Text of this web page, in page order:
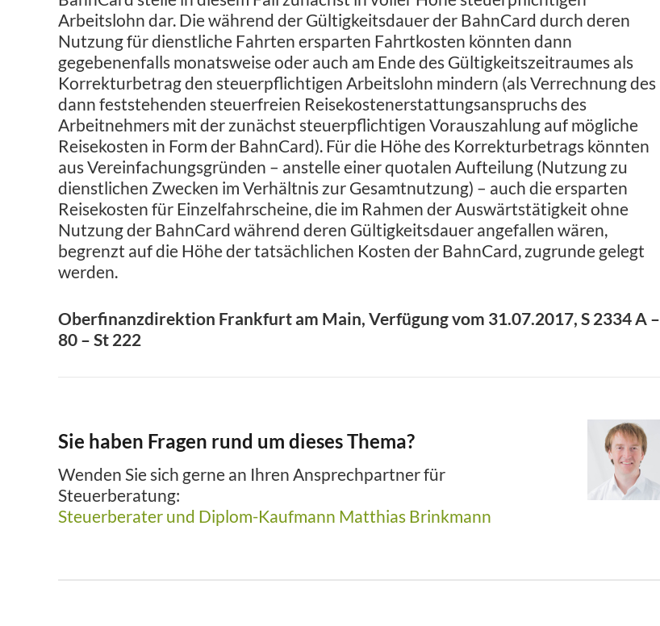
Arbeitslohn dar. Die während der Gültigkeitsdauer der BahnCard durch deren
Nutzung für dienstliche Fahrten ersparten Fahrtkosten könnten dann
gegebenenfalls monatsweise oder auch am Ende des Gültigkeitszeitraumes als
Korrekturbetrag den steuerpflichtigen Arbeitslohn mindern (als Verrechnung des
dann feststehenden steuerfreien Reisekostenerstattungsanspruchs des
Arbeitnehmers mit der zunächst steuerpflichtigen Vorauszahlung auf mögliche
Reisekosten in Form der BahnCard). Für die Höhe des Korrekturbetrags könnten
aus Vereinfachungsgründen – anstelle einer quotalen Aufteilung (Nutzung zu
dienstlichen Zwecken im Verhältnis zur Gesamtnutzung) – auch die ersparten
Reisekosten für Einzelfahrscheine, die im Rahmen der Auswärtstätigkeit ohne
Nutzung der BahnCard während deren Gültigkeitsdauer angefallen wären,
begrenzt auf die Höhe der tatsächlichen Kosten der BahnCard, zugrunde gelegt
werden.
Oberfinanzdirektion Frankfurt am Main, Verfügung vom 31.07.2017, S 2334 A –
80 – St 222
Sie haben Fragen rund um dieses Thema?
Wenden Sie sich gerne an Ihren Ansprechpartner für
Steuerberatung:
Steuerberater und Diplom-Kaufmann Matthias Brinkmann